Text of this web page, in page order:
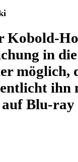
Kobold-
in
möglich,
ihn
auf Blu-